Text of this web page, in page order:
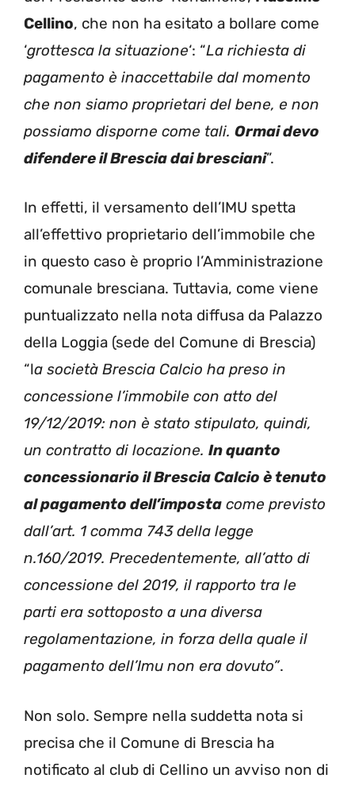
Cellino, che non ha esitato a bollare come
‘grottesca la situazione‘: “La richiesta di
pagamento è inaccettabile dal momento
che non siamo proprietari del bene, e non
possiamo disporne come tali. Ormai devo
difendere il Brescia dai bresciani”.
In effetti, il versamento dell’IMU spetta
all’effettivo proprietario dell’immobile che
in questo caso è proprio l’Amministrazione
comunale bresciana. Tuttavia, come viene
puntualizzato nella nota diffusa da Palazzo
della Loggia (sede del Comune di Brescia)
“la società Brescia Calcio ha preso in
concessione l’immobile con atto del
19/12/2019: non è stato stipulato, quindi,
un contratto di locazione. In quanto
concessionario il Brescia Calcio è tenuto
al pagamento dell’imposta come previsto
dall’art. 1 comma 743 della legge
n.160/2019. Precedentemente, all’atto di
concessione del 2019, il rapporto tra le
parti era sottoposto a una diversa
regolamentazione, in forza della quale il
pagamento dell’Imu non era dovuto”.
Non solo. Sempre nella suddetta nota si
precisa che il Comune di Brescia ha
notificato al club di Cellino un avviso non di